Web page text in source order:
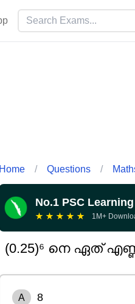
Home / Questions /
No.1 PSC
★ ★ ★ ★ ★ 1M+
(0.25)⁶ നെ ഏത്
A 8